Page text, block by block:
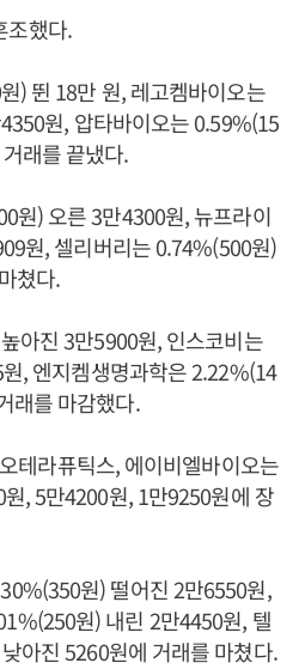
조했다.
) 뛴 18만 원, 레고켐바이오는
원, 압타바이오는 0.59%(15
래를 끝냈다.
원) 오른 3만4300원, 뉴프라이
원, 셀리버리는 0.74%(500원)
쳤다.
아진 3만5900원, 인스코비는
, 엔지켐생명과학은 2.22%(14
래를 마감했다.
테라퓨틱스, 에이비엘바이오는
, 5만4200원, 1만9250원에 장
원) 떨어진 2만6550원,
원) 내린 2만4450원, 텔
아진 5260원에 거래를 마쳤다.